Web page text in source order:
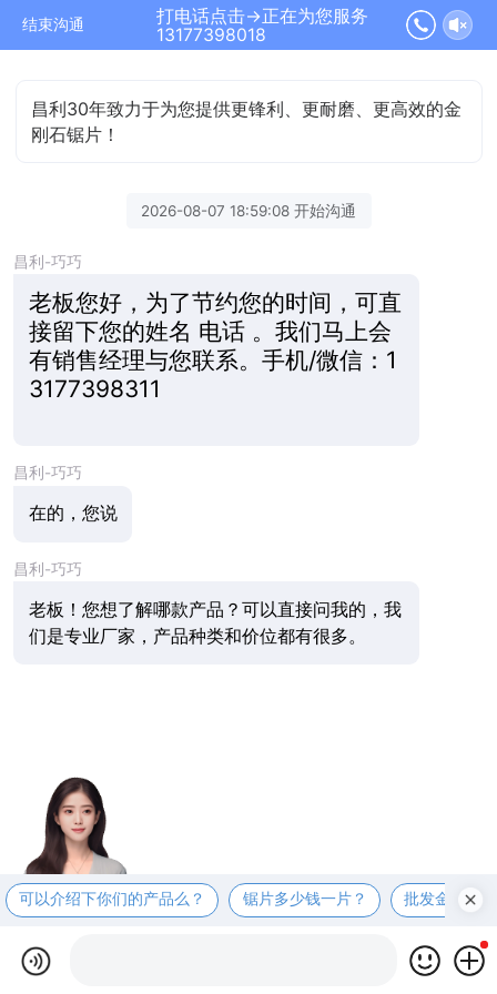
结束沟通
打电话点击→正在为您服务
13177398018
昌利30年致力于为您提供更锋利、更耐磨、更高效的金
刚石锯片！
2026-08-07 18:59:08 开始沟通
昌利-巧巧
老板您好，为了节约您的时间，可直
接留下您的姓名 电话 。我们马上会
有销售经理与您联系。手机/微信：1
3177398311
昌利-巧巧
在的，您说
昌利-巧巧
老板！您想了解哪款产品？可以直接问我的，我
们是专业厂家，产品种类和价位都有很多。
可以介绍下你们的产品么？ 锯片多少钱一片？ 批发金刚石